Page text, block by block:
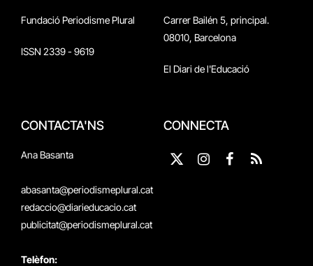
Fundació Periodisme Plural
ISSN 2339 - 9619
Carrer Bailén 5, principal.
08010, Barcelona
El Diari de l'Educació
CONTACTA'NS
Ana Basanta
abasanta@periodismeplural.cat
redaccio@diarieducacio.cat
publicitat@periodismeplural.cat
Telèfon:
CONNECTA
X
Instagram
Facebook
RSS